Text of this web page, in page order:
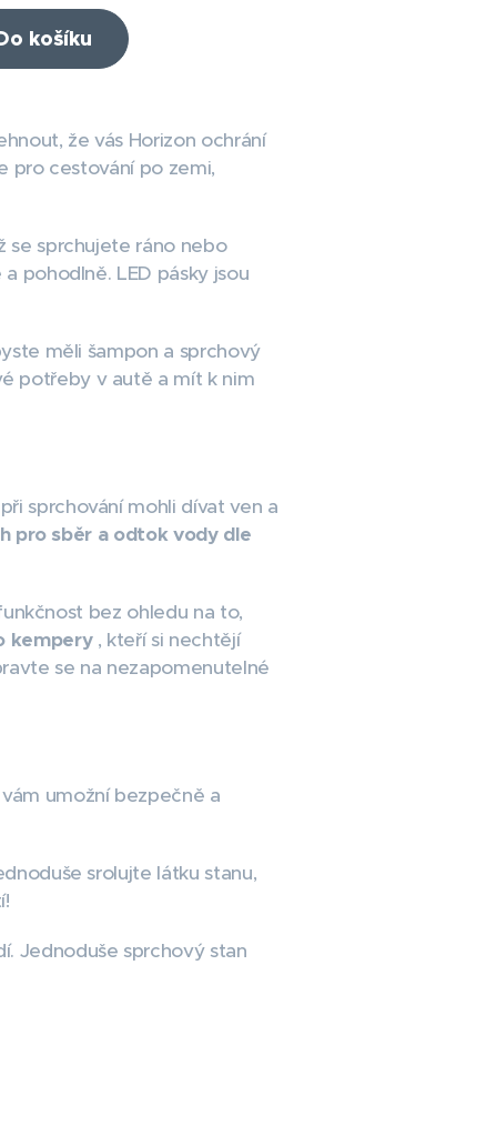
košíku
že vás Horizon ochrání
pro cestování po zemi,
se sprchujete ráno nebo
pohodlně. LED pásky jsou
měli šampon a sprchový
potřeby v autě a mít k nim
sprchování mohli dívat ven a
pro sběr a odtok vody dle
bez ohledu na to,
kempery, kteří si nechtějí
se na nezapomenutelné
vám umožní bezpečně a
srolujte látku stanu,
Jednoduše sprchový stan